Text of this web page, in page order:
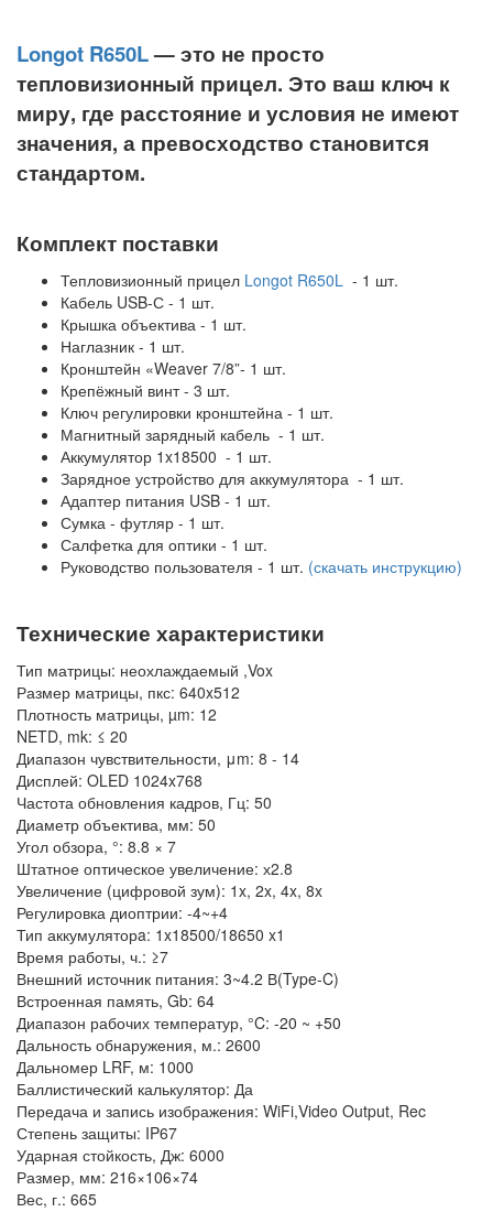
Longot R650L— это не просто
тепловизионный прицел. Это ваш ключ к
миру, где расстояние и условия не имеют
значения, а превосходство становится
стандартом.
Комплект поставки
Тепловизионный прицел Longot R650L - 1 шт.
Кабель USB-С - 1 шт.
Крышка объектива - 1 шт.
Наглазник - 1 шт.
Кронштейн «Weaver 7/8”- 1 шт.
Крепёжный винт - 3 шт.
Ключ регулировки кронштейна - 1 шт.
Магнитный зарядный кабель - 1 шт.
Аккумулятор 1x18500 - 1 шт.
Зарядное устройство для аккумулятора - 1 шт.
Адаптер питания USB - 1 шт.
Сумка - футляр - 1 шт.
Салфетка для оптики - 1 шт.
Руководство пользователя - 1 шт. (скачать инструкцию)
Технические характеристики
Тип матрицы: неохлаждаемый ,Vox
Размер матрицы, пкс: 640x512
Плотность матрицы, µm: 12
NETD, mk: ≤ 20
Диапазон чувствительности, μm: 8 - 14
Дисплей: OLED 1024x768
Частота обновления кадров, Гц: 50
Диаметр объектива, мм: 50
Угол обзора, °: 8.8 × 7
Штатное оптическое увеличение: х2.8
Увеличение (цифровой зум): 1x, 2x, 4x, 8x
Регулировка диоптрии: -4~+4
Тип аккумуляторa: 1x18500/18650 x1
Время работы, ч.: ≥7
Внешний источник питания: 3~4.2 В(Type-C)
Встроенная память, Gb: 64
Диапазон рабочих температур, °C: -20 ~ +50
Дальность обнаружения, м.: 2600
Дальномер LRF, м: 1000
Баллистический калькулятор: Да
Передача и запись изображения: WiFi,Video Output, Rec
Степень защиты: IP67
Ударная стойкость, Дж: 6000
Размер, мм: 216×106×74
Вес, г.: 665